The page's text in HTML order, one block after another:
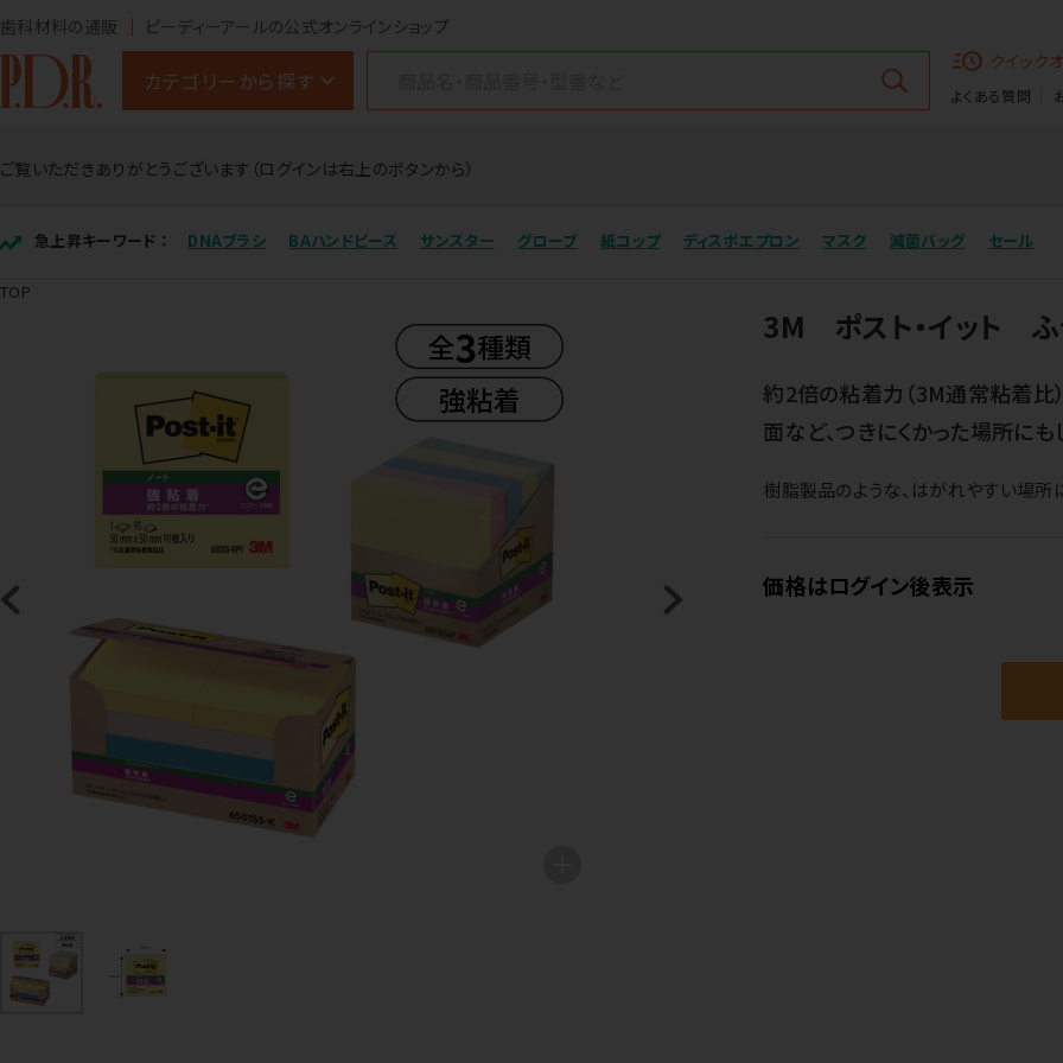
歯科材料の通販 ピーディーアールの公式オンラインショップ
カテゴリーから探す
クイック
よくある質問
ご覧いただきありがとうございます（ログインは右上のボタンから）
急上昇キーワード ： DNAブラシ BAハンドピース サンスター グローブ 紙コップ ディスポエプロン マスク 滅菌バッグ セール
TOP
3M ポスト・イット
約2倍の粘着力（3M通常粘着比
面など、つきにくかった場所に
樹脂製品のような、はがれやすい場所
価格はログイン後表示